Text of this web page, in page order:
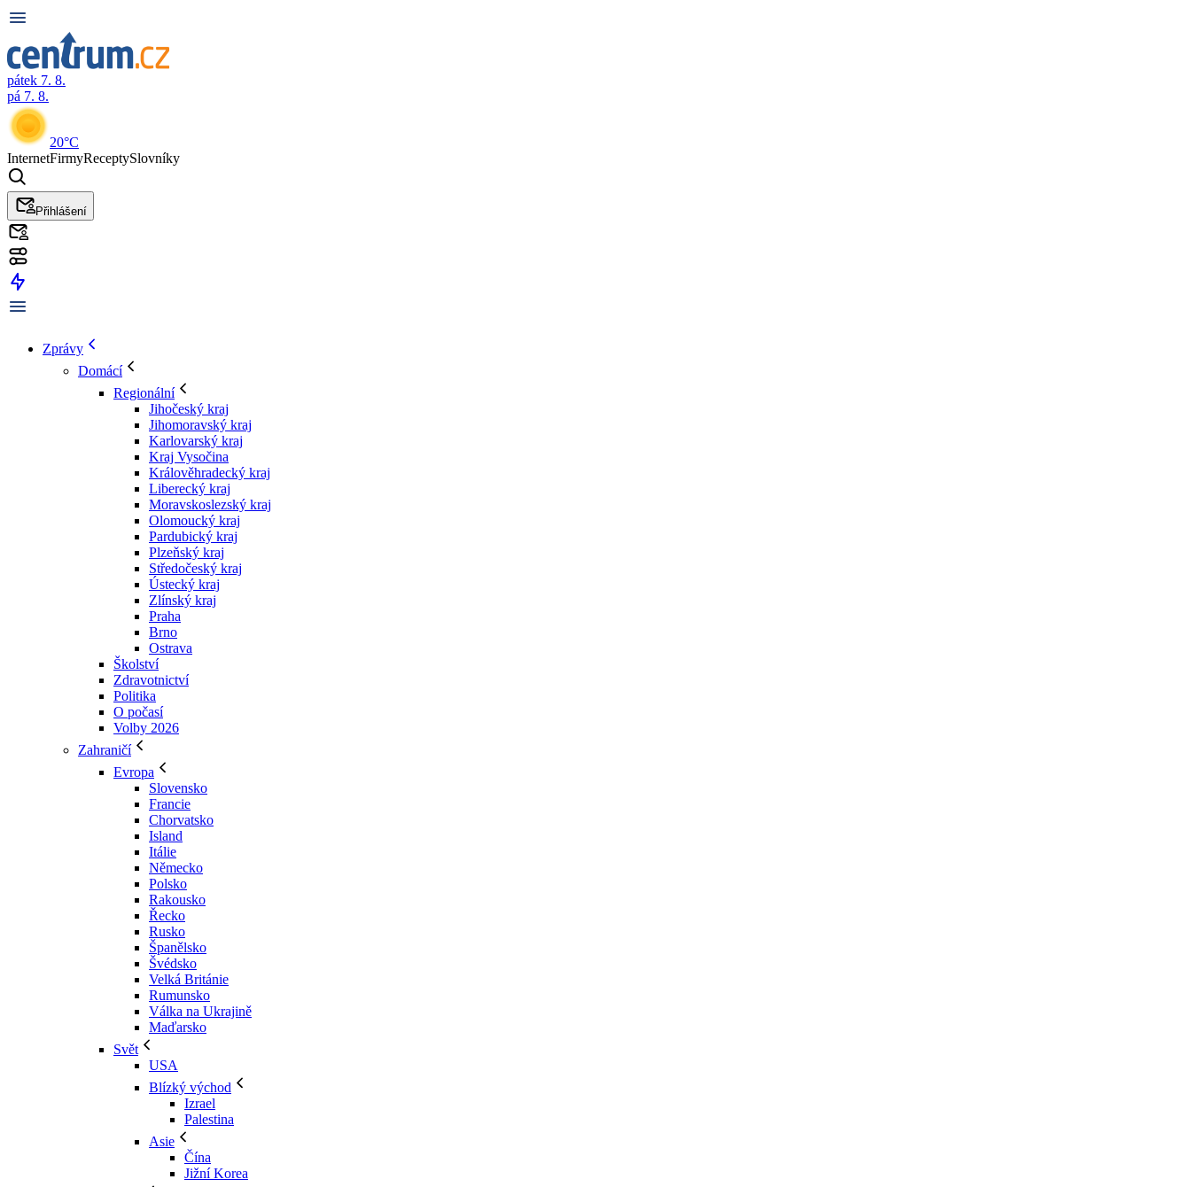
pátek 7. 8.
pá 7. 8.
20°C
InternetFirmyReceptySlovníky
Přihlášení
Zprávy
Domácí
Regionální
Jihočeský kraj
Jihomoravský kraj
Karlovarský kraj
Kraj Vysočina
Králověhradecký kraj
Liberecký kraj
Moravskoslezský kraj
Olomoucký kraj
Pardubický kraj
Plzeňský kraj
Středočeský kraj
Ústecký kraj
Zlínský kraj
Praha
Brno
Ostrava
Školství
Zdravotnictví
Politika
O počasí
Volby 2026
Zahraničí
Evropa
Slovensko
Francie
Chorvatsko
Island
Itálie
Německo
Polsko
Rakousko
Řecko
Rusko
Španělsko
Švédsko
Velká Británie
Rumunsko
Válka na Ukrajině
Maďarsko
Svět
USA
Blízký východ
Izrael
Palestina
Asie
Čína
Jižní Korea